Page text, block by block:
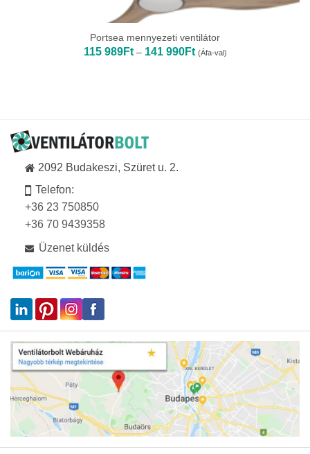
Portsea mennyezeti ventilátor
115 989Ft – 141 990FtÁrtartomány:
115
(Áfa-val)
2092 Budakeszi, Szüret u. 2.
Telefon:
+36 23 750850
+36 70 9439358
Üzenet küldés